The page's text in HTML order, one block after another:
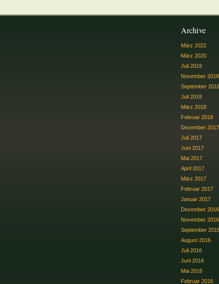
Archive
März 2022
März 2020
Juli 2019
November 2018
September
Juli 2018
März 2018
Februar 2018
Dezember 2017
Juli 2017
Juni 2017
Mai 2017
April 2017
März 2017
Februar 2017
Januar 2017
Dezember 2016
November 2016
September
August 2016
Juli 2016
Juni 2016
Mai 2016
Februar 2016